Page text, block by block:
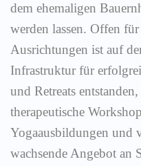
dem ehemaligen
werden lassen. Offen
Ausrichtungen ist auf
Infrastruktur für
und Retreats
therapeutische
Yogaausbildungen und
wachsende Angebot an